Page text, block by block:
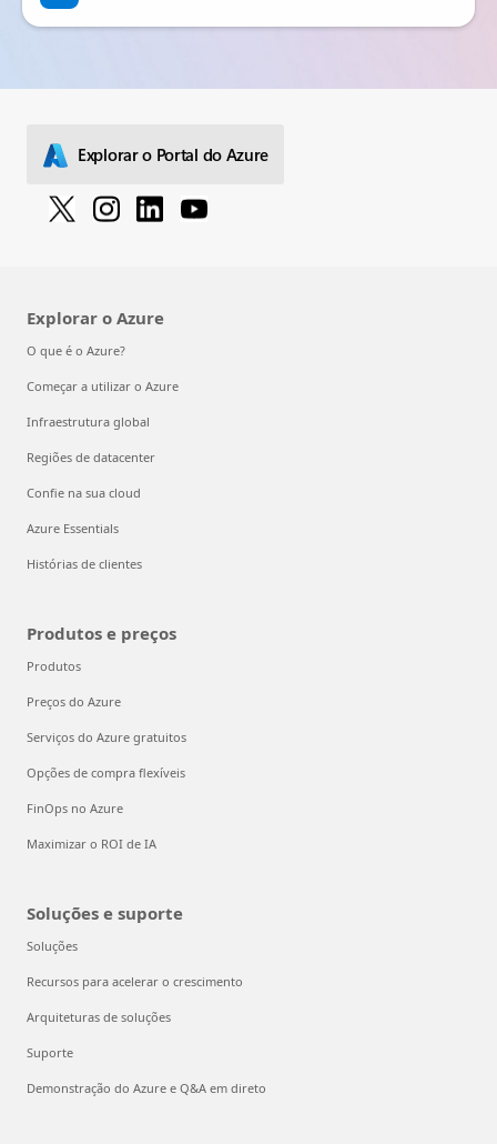
Explorar o Portal do Azure
Explorar o Azure
O que é o Azure?
Começar a utilizar o Azure
Infraestrutura global
Regiões de datacenter
Confie na sua cloud
Azure Essentials
Histórias de clientes
Produtos e preços
Produtos
Preços do Azure
Serviços do Azure gratuitos
Opções de compra flexíveis
FinOps no Azure
Maximizar o ROI de IA
Soluções e suporte
Soluções
Recursos para acelerar o crescimento
Arquiteturas de soluções
Suporte
Demonstração do Azure e Q&A em direto